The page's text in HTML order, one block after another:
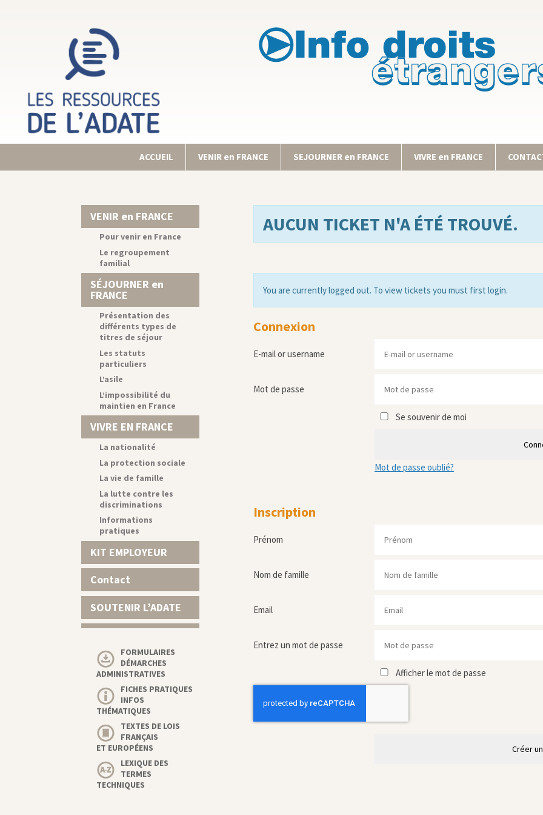
ACCUEIL VENIR en FRANCE SEJOURNER en FRANCE VIVRE en FRANCE
AUCUN TICKET N'A ÉTÉ TROUVÉ.
You are currently logged out. To view tickets you must first login.
Connexion
E-mail or username
Mot de passe
Se souvenir de moi
Mot de passe oublié?
Inscription
Prénom
Nom de famille
Email
Entrez un mot de passe
Afficher le mot de passe
Créer
VENIR en FRANCE
Pour venir en France
Le regroupement
familial
SÉJOURNER en
FRANCE
Présentation des
différents types de
titres de séjour
Les statuts
particuliers
L’asile
L’impossibilité du
maintien en France
VIVRE EN FRANCE
La nationalité
La protection sociale
La vie de famille
La lutte contre les
discriminations
Informations
pratiques
KIT EMPLOYEUR
Contact
SOUTENIR L’ADATE
FORMULAIRES
DÉMARCHES
ADMINISTRATIVES
FICHES PRATIQUES
INFOS
THÉMATIQUES
TEXTES DE LOIS
FRANÇAIS
ET EUROPÉENS
LEXIQUE DES
TERMES
TECHNIQUES